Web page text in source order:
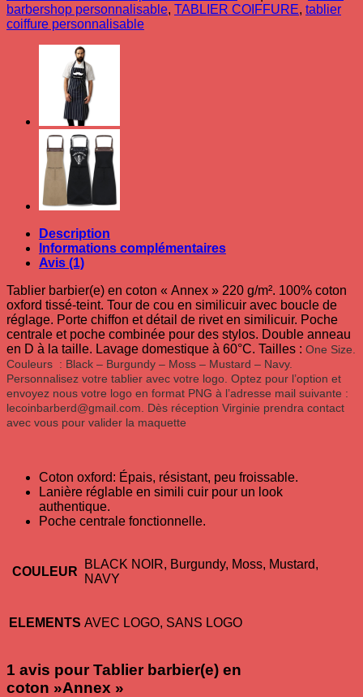
en
coton"Annex"
barbershop personnalisable, TABLIER COIFFURE, tablier
coiffure personnalisable
Description
Informations complémentaires
Avis (1)
Tablier barbier(e) en coton « Annex » 220 g/m². 100% coton
oxford tissé-teint. Tour de cou en similicuir avec boucle de
réglage. Porte chiffon et détail de rivet en similicuir. Poche
centrale et poche combinée pour des stylos. Double anneau
en D à la taille. Lavage domestique à 60°C. Tailles : One Size.
Couleurs : Black – Burgundy – Moss – Mustard – Navy.
Personnalisez votre tablier avec votre logo. Optez pour l’option et
envoyez nous votre logo en format PNG à l’adresse mail suivante :
lecoinbarberd@gmail.com. Dès réception Virginie prendra contact
avec vous pour valider la maquette
Coton oxford: Épais, résistant, peu froissable.
Lanière réglable en simili cuir pour un look
authentique.
Poche centrale fonctionnelle.
COULEUR
BLACK NOIR, Burgundy, Moss, Mustard,
NAVY
ELEMENTS AVEC LOGO, SANS LOGO
1 avis pourTablier barbier(e) en
coton »Annex »